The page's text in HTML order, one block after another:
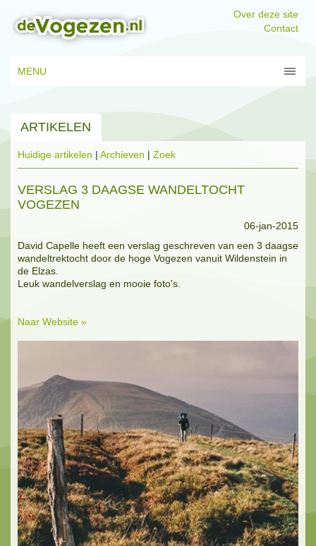
Over deze site
Contact
MENU
ARTIKELEN
Huidige artikelen | Archieven | Zoek
VERSLAG 3 DAAGSE WANDELTOCHT
VOGEZEN
06-jan-2015
David Capelle heeft een verslag geschreven van een 3 daagse
wandeltrektocht door de hoge Vogezen vanuit Wildenstein in
de Elzas.
Leuk wandelverslag en mooie foto's.
Naar Website »